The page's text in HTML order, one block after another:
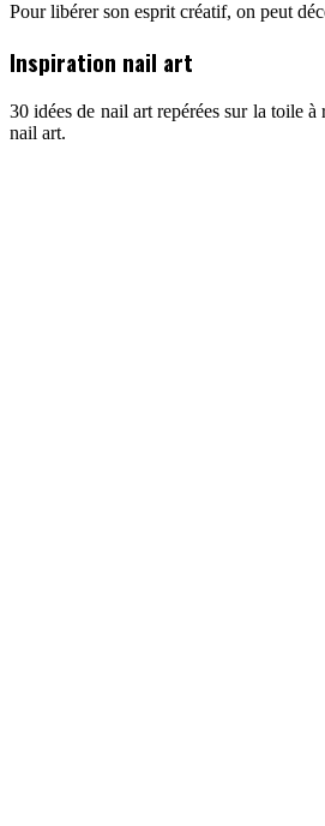
Pour libérer son esprit créatif, on peut
Inspiration nail art
30 idées de nail art repérées sur la toile
nail art.